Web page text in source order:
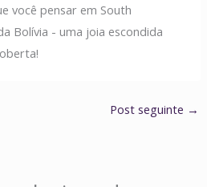
você pensar em South
Bolívia - uma joia escondida
Post seguinte →